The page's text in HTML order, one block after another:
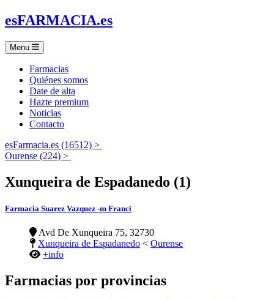
esFARMACIA.es
Menu
Farmacias
Quiénes somos
Date de alta
Hazte premium
Noticias
Contacto
esFarmacia.es (16512) >
Ourense (224) >
Xunqueira de Espadanedo (1)
Farmacia Suarez Vazquez -m Franci
Avd De Xunqueira 75, 32730
Xunqueira de Espadanedo < Ourense
+info
Farmacias por provincias